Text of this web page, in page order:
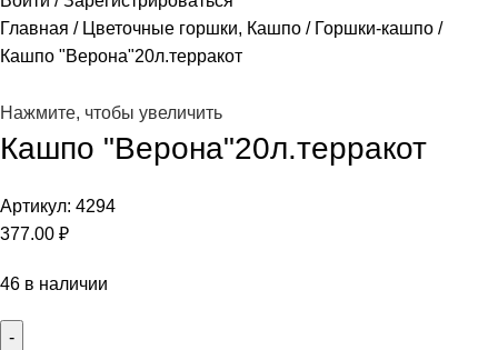
Главная
Цветочные горшки, Кашпо
Горшки-кашпо
Кашпо "Верона"20л.терракот
Нажмите, чтобы увеличить
Кашпо "Верона"20л.терракот
Артикул: 4294
377.00 ₽
46 в наличии